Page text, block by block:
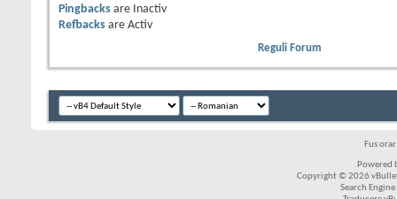
Pingbacks are
Inactiv
Refbacks are Activ
Reguli Forum
Fus
Powered
Copyright © 2026
Search